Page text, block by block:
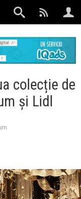
colecție de
și Lidl